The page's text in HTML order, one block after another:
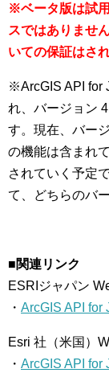
※ベータ版は試
スではありませ
いての保証はさ
※ArcGIS API for
れ、バージョン
す。現在、バー
の機能は含まれ
されていく予定
て、どちらのバ
■関連リンク
ESRIジャパン
・ ArcGIS API for
Esri 社（米国）
・ ArcGIS API for